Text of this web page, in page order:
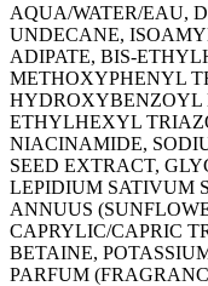
AQUA/WATER/EAU,
UNDECANE,
ADIPATE, BIS-
METHOXYPHENYL
HYDROXYBENZOYL
ETHYLHEXYL
NIACINAMIDE,
SEED EXTRACT,
LEPIDIUM SATIVUM
ANNUUS
CAPRYLIC/CAPRIC
BETAINE,
PARFUM